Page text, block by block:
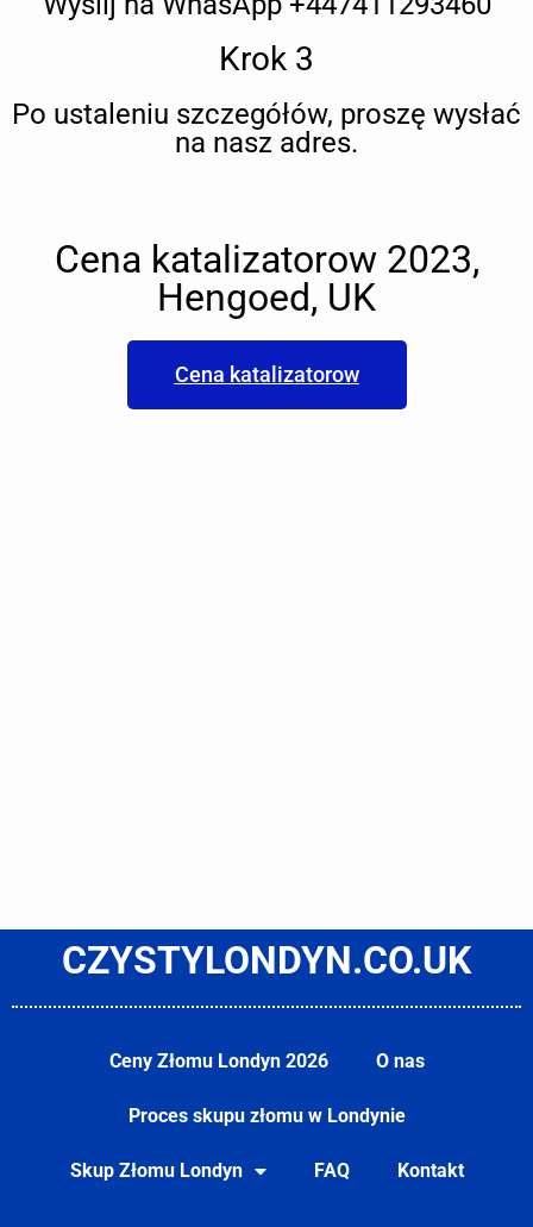
Krok 3
Po ustaleniu szczegółów, proszę wysłać
na nasz adres.
Cena katalizatorow 2023,
Hengoed, UK
Cena katalizatorow
CZYSTYLONDYN.CO.UK
Ceny Złomu Londyn 2026 O nas
Proces skupu złomu w Londynie
Skup Złomu Londyn FAQ Kontakt